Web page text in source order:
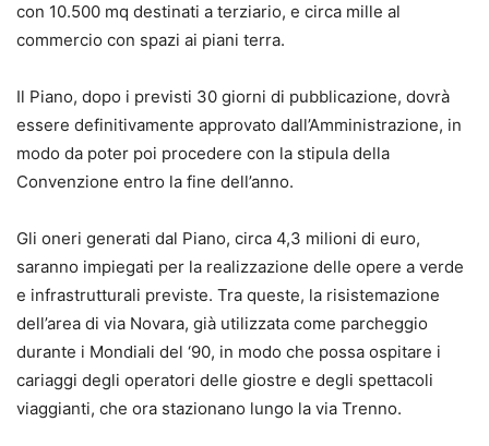
con 10.500 mq destinati a terziario, e circa mille al
commercio con spazi ai piani terra.
Il Piano, dopo i previsti 30 giorni di pubblicazione, dovrà
essere definitivamente approvato dall’Amministrazione, in
modo da poter poi procedere con la stipula della
Convenzione entro la fine dell’anno.
Gli oneri generati dal Piano, circa 4,3 milioni di euro,
saranno impiegati per la realizzazione delle opere a verde
e infrastrutturali previste. Tra queste, la risistemazione
dell’area di via Novara, già utilizzata come parcheggio
durante i Mondiali del ‘90, in modo che possa ospitare i
cariaggi degli operatori delle giostre e degli spettacoli
viaggianti, che ora stazionano lungo la via Trenno.